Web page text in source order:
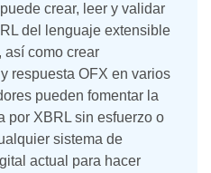
crear, leer y validar
del lenguaje extensible
así como crear
respuesta OFX en varios
pueden fomentar la
por XBRL sin esfuerzo o
sistema de
actual para hacer